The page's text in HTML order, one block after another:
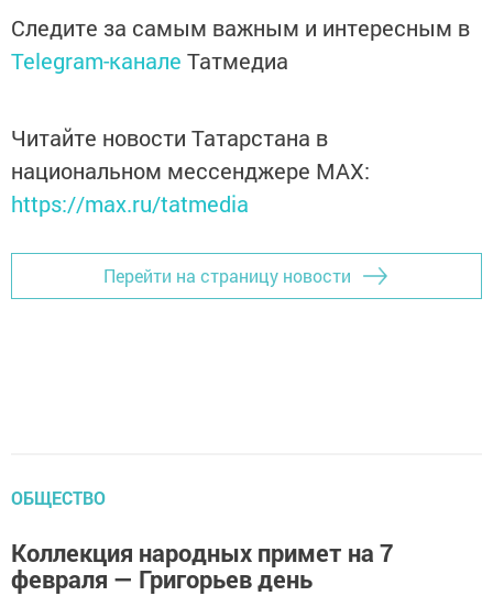
Следите за самым важным и интересным в
Telegram-канале Татмедиа
Читайте новости Татарстана в
национальном мессенджере MАХ:
https://max.ru/tatmedia
Перейти на страницу новости
ОБЩЕСТВО
Коллекция народных примет на 7
февраля — Григорьев день